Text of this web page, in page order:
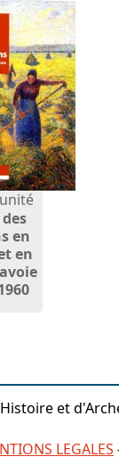
en
en
et
LEGALES